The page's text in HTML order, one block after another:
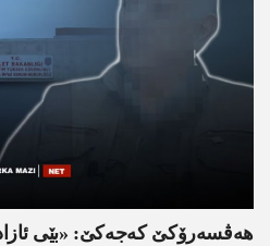
هه‌ڤسه‌رۆكێ كه‌جه‌كێ: «بێی